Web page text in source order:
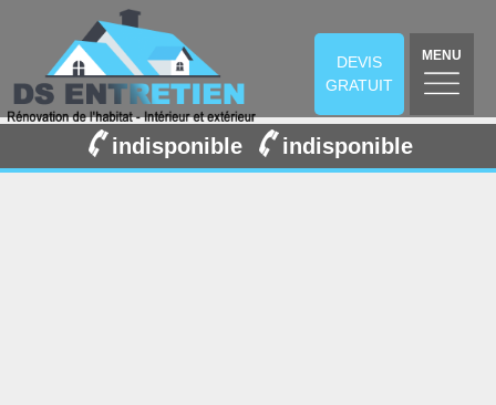
DEVIS
GRATUIT
MENU
indisponible indisponible